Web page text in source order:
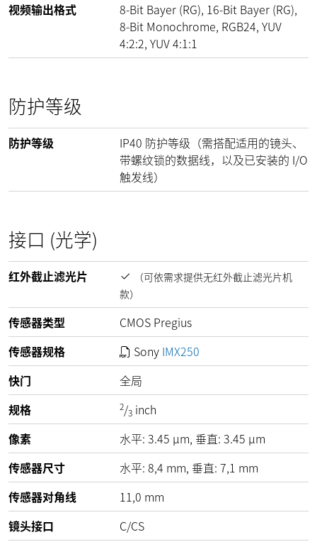
视频输出格式
8-Bit Bayer (RG), 16-Bit Bayer (RG),
8-Bit Monochrome, RGB24, YUV
4:2:2, YUV 4:1:1
防护等级
防护等级
IP40 防护等级（需搭配适用的镜头、
带螺纹锁的数据线，以及已安装的 I/O
触发线）
接口 (光学)
红外截止滤光片
（可依需求提供无红外截止滤光片机
款）
传感器类型
CMOS Pregius
传感器规格
Sony IMX250
快门
全局
规格
2/3 inch
像素
水平: 3.45 µm, 垂直: 3.45 µm
传感器尺寸
水平: 8,4 mm, 垂直: 7,1 mm
传感器对角线
11,0 mm
镜头接口
C/CS